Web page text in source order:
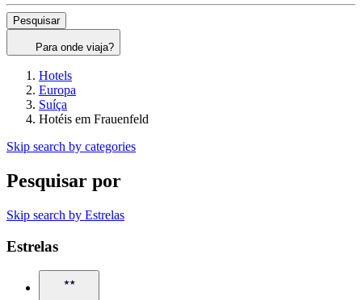
Pesquisar
Para onde viaja?
Hotels
Europa
Suíça
Hotéis em Frauenfeld
Skip search by categories
Pesquisar por
Skip search by Estrelas
Estrelas